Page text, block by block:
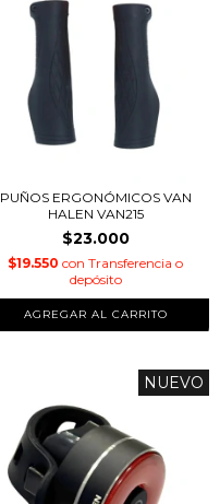
PUÑOS ERGONÓMICOS VAN
HALEN VAN215
$23.000
$19.550 con Transferencia o
depósito
NUEVO